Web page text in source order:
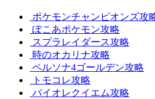
ポケモンチャンピオンズ攻
ぽこあポケモン攻略
スプラレイダース攻略
時のオカリナ攻略
ペルソナ4ゴールデン攻略
トモコレ攻略
バイオレクイエム攻略